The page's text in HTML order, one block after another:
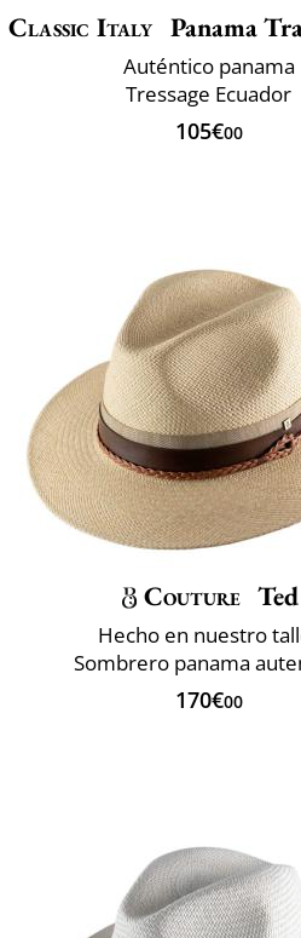
Classic Italy Panama
Auténtico panama
Tressage Ecuador
105€00
Couture Ted
Hecho en nuestro
Sombrero panama
170€00